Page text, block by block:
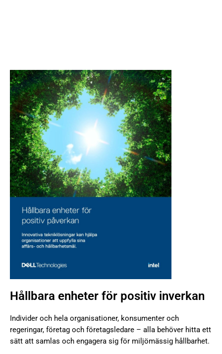
Hållbara enheter för positiv inverkan
Individer och hela organisationer, konsumenter och
regeringar, företag och företagsledare – alla behöver hitta ett
sätt att samlas och engagera sig för miljömässig hållbarhet.